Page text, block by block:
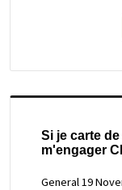
Si je carte
m'engager
General19